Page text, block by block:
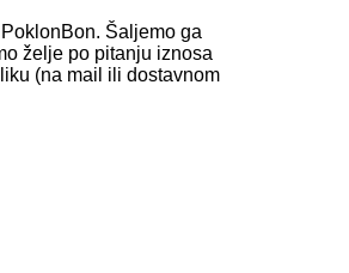
Šaljemo ga
želje po pitanju iznosa
(na mail ili dostavnom